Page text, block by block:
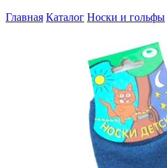
Главная Каталог Носки и гольфы